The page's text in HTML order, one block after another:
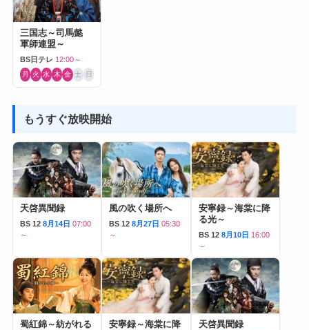
三国志～司馬懿
軍師連盟～
BS日テレ 12:00～
月 火 水 木 金 土 日
もうすぐ放映開始
天啓異聞録
BS 12 8月14日 07:00
～
風の吹く場所へ
BS 12 8月27日 05:30
～
安寧録～海棠に降
る光～
BS 12 8月10日 16:00
～
蜀紅錦～紡がれる
安寧録～海棠に降
天啓異聞録